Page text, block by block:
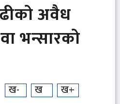
अवैध
भन्सारको
ख- ख ख+